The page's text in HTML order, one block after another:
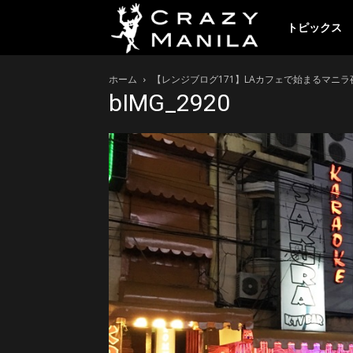
レ
イ
ジ
ー
トピックス
ホーム 【レンジブログ171】LAカフェで始まるマニ
bIMG_2920